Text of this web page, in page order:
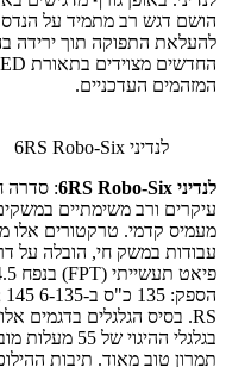
הושם דגש רב מתמיד על
להעלאת התפוקה תוך ירידה
המזהמים העדכניים.
לנדיני 6RS Robo-Six
לנדיני 6RS Robo-Six
: סדרה
עיקרים ורב משימתיים
מעמיס קדמי. טרקטורים אלו
עבודות במשק חי, הובלה על
בגלגלי
תמרון טוב מאוד. תיבות